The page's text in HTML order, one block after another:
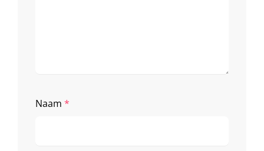
Naam *